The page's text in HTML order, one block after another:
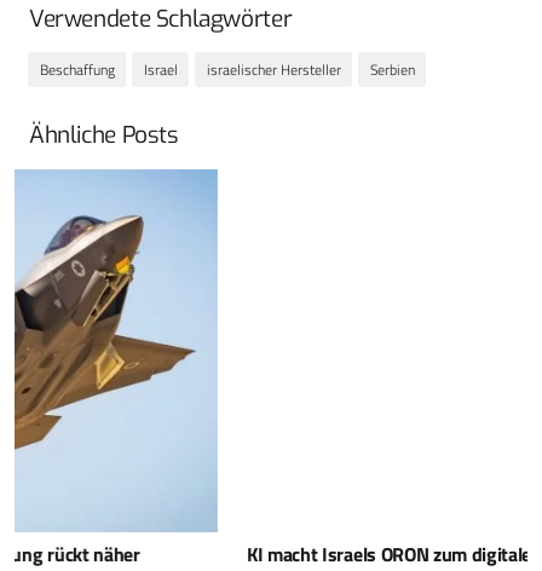
Verwendete Schlagwörter
Beschaffung Israel israelischer Hersteller Serbien
Ähnliche Posts
KI macht Israels ORON zum digitalen Aufklärungsass